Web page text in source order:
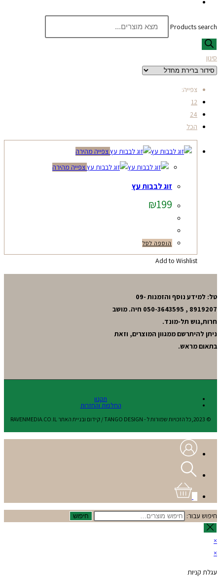
Products search
סינון
צפייה:
12
24
הכל
צפייה מהירה
צפייה מהירה
זוג לבבות עץ
₪199
הוספה לסל
Add to Wishlist
טל: למידע נוסף והזמנות 09-
8919207 , 050-3643595 חיה. מושב
חרות,גוש תל-מונד.
ניתן להיתרשם ממגוון המוצרים, וזאת
בתאום מראש.
תקנון
החלפות והחזרות
© 2023,כל הזכויות שמורות ל - TANGO DESIGN / קידום ובניית האתר RAVENMEDIA.CO.IL
חיפוש עבור: חיפוש
×
×
עגלת קניות